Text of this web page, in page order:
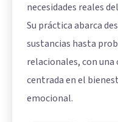
necesidades reales
Su práctica abarca
sustancias hasta
relacionales, con
centrada en el
emocional.